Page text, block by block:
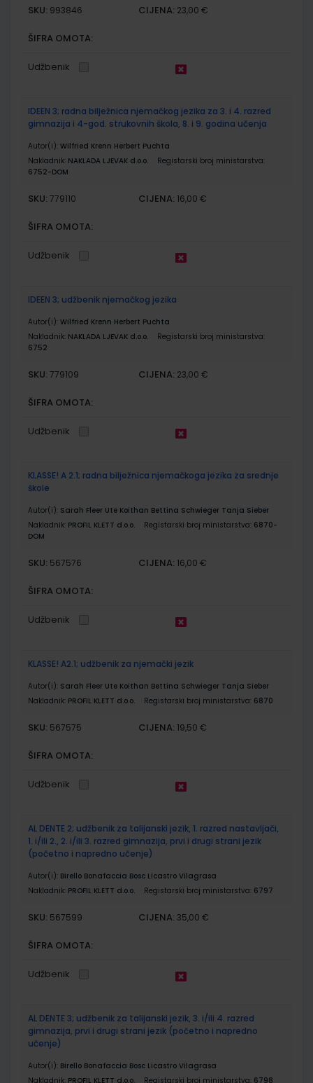
SKU: 993846 CIJENA: 23,00 €
ŠIFRA OMOTA:
Udžbenik
IDEEN 3; radna bilježnica njemačkog jezika za 3. i 4. razred
gimnazija i 4-god. strukovnih škola, 8. i 9. godina učenja
Autor(i): Wilfried Krenn Herbert Puchta
Nakladnik: NAKLADA LJEVAK d.o.o.
Registarski broj ministarstva:
6752-DOM
SKU: 779110 CIJENA: 16,00 €
ŠIFRA OMOTA:
Udžbenik
IDEEN 3; udžbenik njemačkog jezika
Autor(i): Wilfried Krenn Herbert Puchta
Nakladnik: NAKLADA LJEVAK d.o.o.
Registarski broj ministarstva:
6752
SKU: 779109 CIJENA: 23,00 €
ŠIFRA OMOTA:
Udžbenik
KLASSE! A 2.1; radna bilježnica njemačkoga jezika za srednje
škole
Autor(i): Sarah Fleer Ute Koithan Bettina Schwieger Tanja Sieber
Nakladnik: PROFIL KLETT d.o.o. Registarski broj ministarstva: 6870-
DOM
SKU: 567576 CIJENA: 16,00 €
ŠIFRA OMOTA:
Udžbenik
KLASSE! A2.1; udžbenik za njemački jezik
Autor(i): Sarah Fleer Ute Koithan Bettina Schwieger Tanja Sieber
Nakladnik: PROFIL KLETT d.o.o. Registarski broj ministarstva: 6870
SKU: 567575 CIJENA: 19,50 €
ŠIFRA OMOTA:
Udžbenik
AL DENTE 2; udžbenik za talijanski jezik, 1. razred nastavljači,
1. i/ili 2., 2. i/ili 3. razred gimnazija, prvi i drugi strani jezik
(početno i napredno učenje)
Autor(i): Birello Bonafaccia Bosc Licastro Vilagrasa
Nakladnik: PROFIL KLETT d.o.o. Registarski broj ministarstva: 6797
SKU: 567599 CIJENA: 35,00 €
ŠIFRA OMOTA:
Udžbenik
AL DENTE 3; udžbenik za talijanski jezik, 3. i/ili 4. razred
gimnazija, prvi i drugi strani jezik (početno i napredno
učenje)
Autor(i): Birello Bonafaccia Bosc Licastro Vilagrasa
Nakladnik: PROFIL KLETT d.o.o. Registarski broj ministarstva: 6798